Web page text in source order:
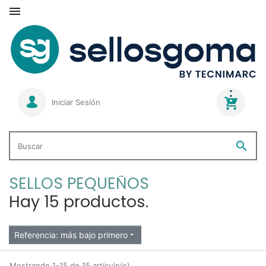

Iniciar Sesión
Buscar
search
SELLOS PEQUEÑOS
Hay 15 productos.
Referencia: más bajo primero 